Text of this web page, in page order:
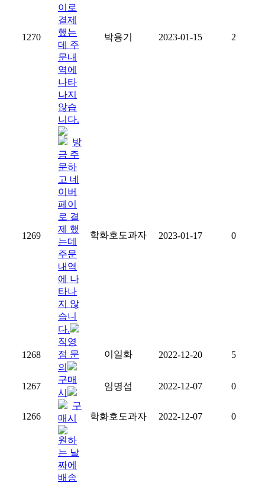
1270
이로
결제
했는
데 주
문내
역에
나타
나지
않습
니다.
박용기 2023-01-15 2
1269
방
금 주
문하
고 네
이버
페이
로 결
제 했
는데
주문
내역
에 나
타나
지 않
습니
다.
학화호도과자 2023-01-17 0
1268
직영
점 문
의
이일화 2022-12-20 5
1267
구매
시
임명섭 2022-12-07 0
1266
구
매시
학화호도과자 2022-12-07 0
원하
는 날
짜에
배송